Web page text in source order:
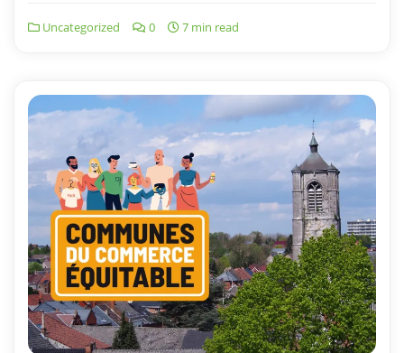
Uncategorized 0 7 min read